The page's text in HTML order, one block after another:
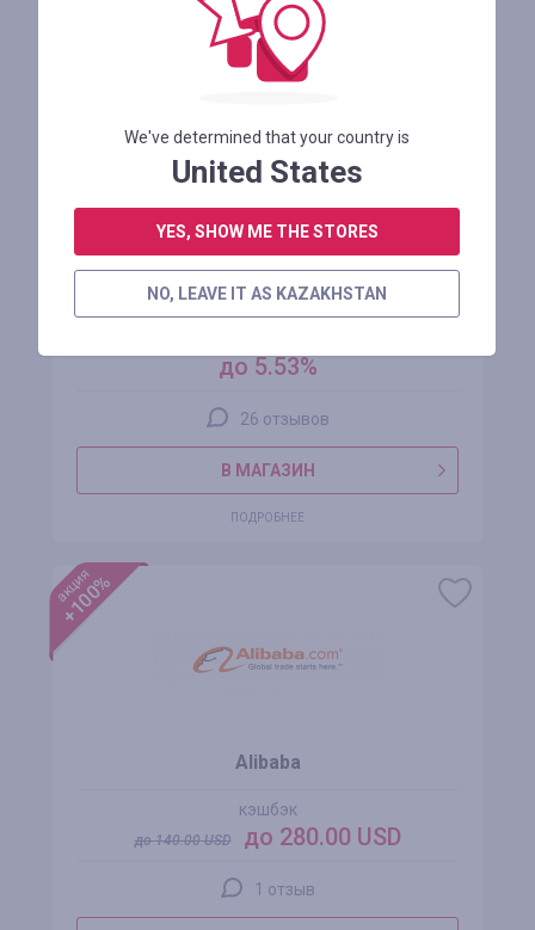
Joom
до 5.53%
26 отзывов
В МАГАЗИН
ПОДРОБНЕЕ
акция
+100%
Alibaba
кэшбэк
до140.00USD до 280.00 USD
1 отзыв
We've determined that your country is
United States
YES, SHOW ME THE STORES
NO, LEAVE IT AS KAZAKHSTAN